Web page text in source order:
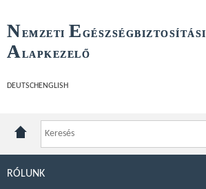
NEMZETI E GÉSZSÉGBIZTOSÍTÁSI
ALAPKEZELŐ
DEUTSCH ENGLISH
RÓLUNK